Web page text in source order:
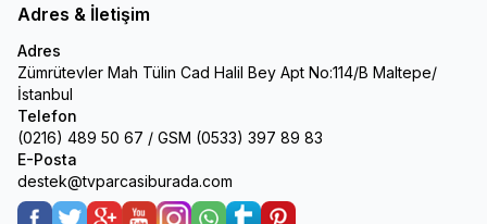
Adres & İletişim
Adres
Zümrütevler Mah Tülin Cad Halil Bey Apt No:114/B Maltepe/
İstanbul
Telefon
(0216) 489 50 67 / GSM (0533) 397 89 83
E-Posta
destek@tvparcasiburada.com